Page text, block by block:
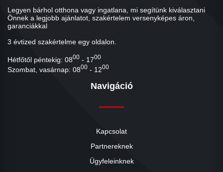
Legyen bárhol otthona vagy ingatlana, mi segítünk kiválasztani
Önnek a legjobb ajánlatot, szakértelem versenyképes áron,
garanciákkal
3 évtized szakértelme egy oldalon.
Hétfőtől péntekig: 0800 - 1700
Szombat, vasárnap: 0800 - 1200
Navigáció
Kapcsolat
Partnereknek
Ügyfeleinknek